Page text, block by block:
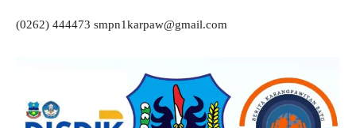
(0262) 444473 smpn1karpaw@gmail.com